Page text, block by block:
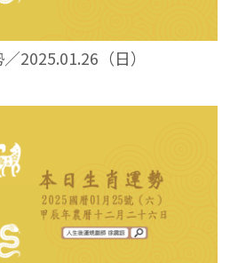
2025.01.26（日）